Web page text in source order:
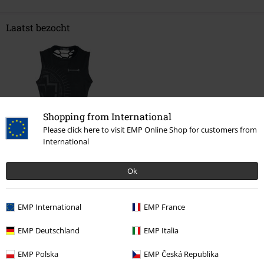
Shopping from International
Please click here to visit EMP Online Shop for customers from
International
Ok
EMP International EMP France
EMP Deutschland EMP Italia
EMP Polska EMP Česká Republika
Laatst bezocht
%
Vanaf€ 25,99
Meer categorieën. Meer opties.
Kleding & accessoires Tops
Stijlen Zwarte kleding